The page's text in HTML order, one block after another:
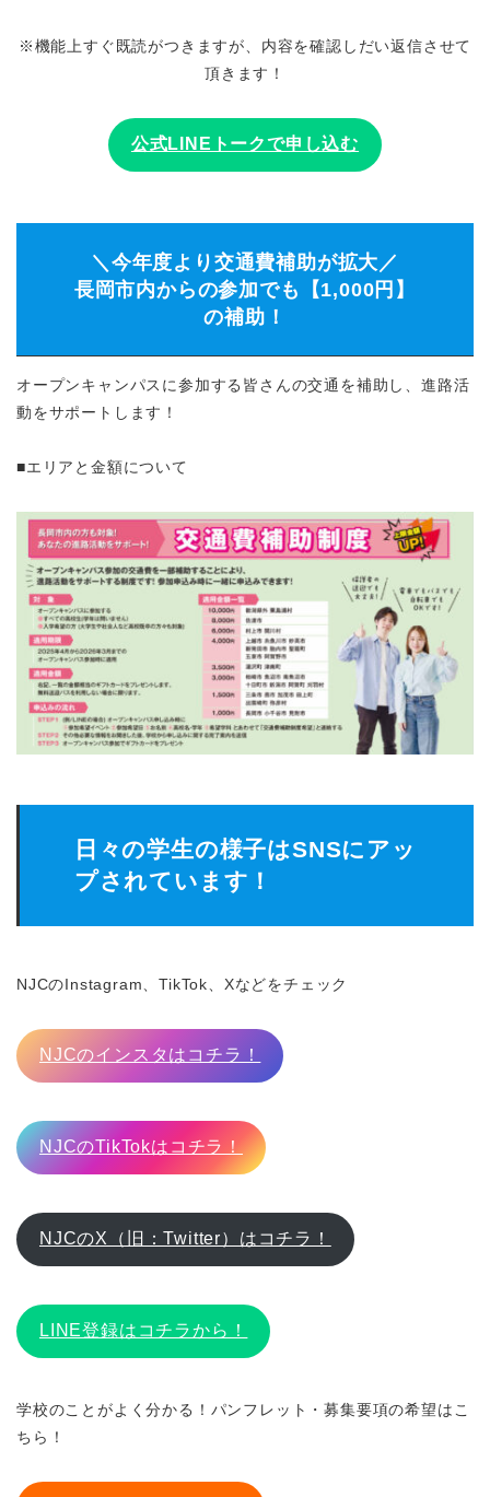
※機能上すぐ既読がつきますが、内容を確認しだい返信させて
頂きます！
公式LINEトークで申し込む
＼今年度より交通費補助が拡大／
長岡市内からの参加でも【1,000円】
の補助！
オープンキャンパスに参加する皆さんの交通を補助し、進路活
動をサポートします！
■エリアと金額について
日々の学生の様子はSNSにアッ
プされています！
NJCのInstagram、TikTok、Xなどをチェック
NJCのインスタはコチラ！
NJCのTikTokはコチラ！
NJCのX（旧：Twitter）はコチラ！
LINE登録はコチラから！
学校のことがよく分かる！パンフレット・募集要項の希望はこ
ちら！